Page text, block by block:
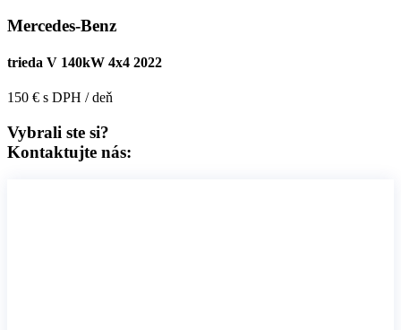
Mercedes-Benz
trieda V 140kW 4x4 2022
150 € s DPH / deň
Vybrali ste si?
Kontaktujte nás: